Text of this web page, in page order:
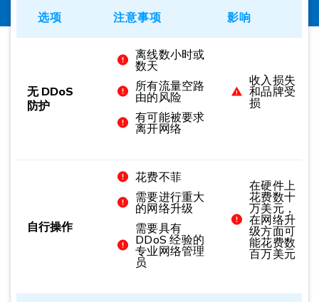
选项 注意事项 影响
无 DDoS
防护
离线数小时或
数天
所有流量空路
由的风险
有可能被要求
离开网络
收入损失
和品牌受
损
自行操作
花费不菲
需要进行重大
的网络升级
需要具有
DDoS 经验的
专业网络管理
员
在硬件上
花费数十
万美元，
在网络升
级方面可
能花费数
百万美元